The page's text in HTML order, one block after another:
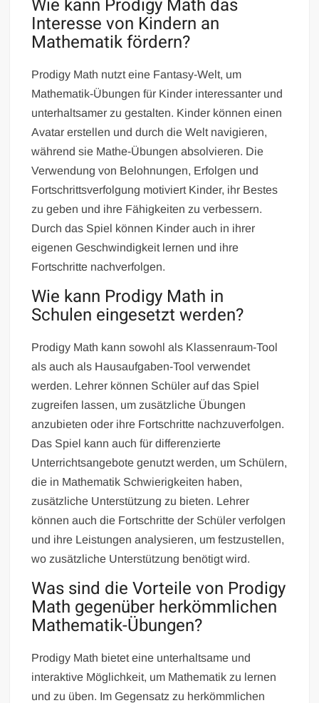
Wie kann Prodigy Math das
Interesse von Kindern an
Mathematik fördern?
Prodigy Math nutzt eine Fantasy-Welt, um
Mathematik-Übungen für Kinder interessanter und
unterhaltsamer zu gestalten. Kinder können einen
Avatar erstellen und durch die Welt navigieren,
während sie Mathe-Übungen absolvieren. Die
Verwendung von Belohnungen, Erfolgen und
Fortschrittsverfolgung motiviert Kinder, ihr Bestes
zu geben und ihre Fähigkeiten zu verbessern.
Durch das Spiel können Kinder auch in ihrer
eigenen Geschwindigkeit lernen und ihre
Fortschritte nachverfolgen.
Wie kann Prodigy Math in
Schulen eingesetzt werden?
Prodigy Math kann sowohl als Klassenraum-Tool
als auch als Hausaufgaben-Tool verwendet
werden. Lehrer können Schüler auf das Spiel
zugreifen lassen, um zusätzliche Übungen
anzubieten oder ihre Fortschritte nachzuverfolgen.
Das Spiel kann auch für differenzierte
Unterrichtsangebote genutzt werden, um Schülern,
die in Mathematik Schwierigkeiten haben,
zusätzliche Unterstützung zu bieten. Lehrer
können auch die Fortschritte der Schüler verfolgen
und ihre Leistungen analysieren, um festzustellen,
wo zusätzliche Unterstützung benötigt wird.
Was sind die Vorteile von Prodigy
Math gegenüber herkömmlichen
Mathematik-Übungen?
Prodigy Math bietet eine unterhaltsame und
interaktive Möglichkeit, um Mathematik zu lernen
und zu üben. Im Gegensatz zu herkömmlichen